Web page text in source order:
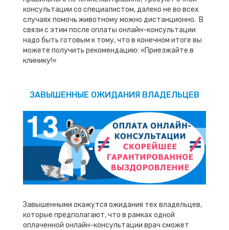
консультации со специалистом, далеко не во всех
случаях помочь животному можно дистанционно. В
связи с этим после оплаты онлайн-консультации
надо быть готовым к тому, что в конечном итоге вы
можете получить рекомендацию: «Приезжайте в
клинику!»
ЗАВЫШЕННЫЕ ОЖИДАНИЯ ВЛАДЕЛЬЦЕВ
Завышенными окажутся ожидания тех владельцев,
которые предполагают, что в рамках одной
оплаченной онлайн-консультации врач сможет